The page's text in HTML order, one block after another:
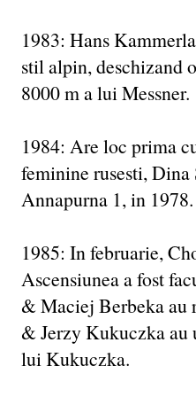
1983: Hans
stil alpin, deschizand
8000 m a lui Messner.
1984: Are loc prima
feminine rusesti, Dina
Annapurna 1, in 1978.
1985: In februarie,
Ascensiunea a fost
& Maciej Berbeka au
& Jerzy Kukuczka au
lui Kukuczka.